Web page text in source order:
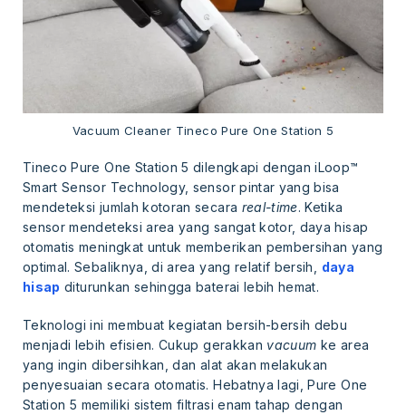
Vacuum Cleaner Tineco Pure One Station 5
Tineco Pure One Station 5 dilengkapi dengan iLoop™
Smart Sensor Technology, sensor pintar yang bisa
mendeteksi jumlah kotoran secara real-time. Ketika
sensor mendeteksi area yang sangat kotor, daya hisap
otomatis meningkat untuk memberikan pembersihan yang
optimal. Sebaliknya, di area yang relatif bersih, daya
hisap diturunkan sehingga baterai lebih hemat.
Teknologi ini membuat kegiatan bersih-bersih debu
menjadi lebih efisien. Cukup gerakkan vacuum ke area
yang ingin dibersihkan, dan alat akan melakukan
penyesuaian secara otomatis. Hebatnya lagi, Pure One
Station 5 memiliki sistem filtrasi enam tahap dengan